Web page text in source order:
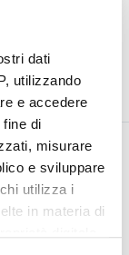
dati
utilizzando
e accedere
di
misurare
e sviluppare
utilizza i
in materia di